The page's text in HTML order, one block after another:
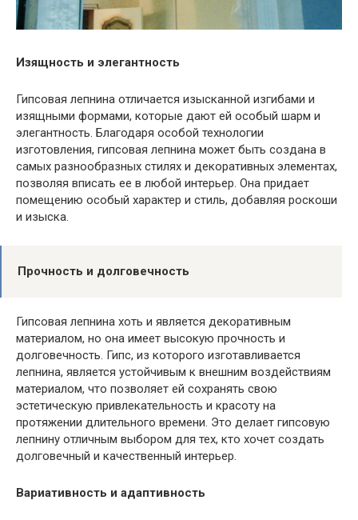
Изящность и элегантность
Гипсовая лепнина отличается изысканной изгибами и
изящными формами, которые дают ей особый шарм и
элегантность. Благодаря особой технологии
изготовления, гипсовая лепнина может быть создана в
самых разнообразных стилях и декоративных элементах,
позволяя вписать ее в любой интерьер. Она придает
помещению особый характер и стиль, добавляя роскоши
и изыска.
Прочность и долговечность
Гипсовая лепнина хоть и является декоративным
материалом, но она имеет высокую прочность и
долговечность. Гипс, из которого изготавливается
лепнина, является устойчивым к внешним воздействиям
материалом, что позволяет ей сохранять свою
эстетическую привлекательность и красоту на
протяжении длительного времени. Это делает гипсовую
лепнину отличным выбором для тех, кто хочет создать
долговечный и качественный интерьер.
Вариативность и адаптивность